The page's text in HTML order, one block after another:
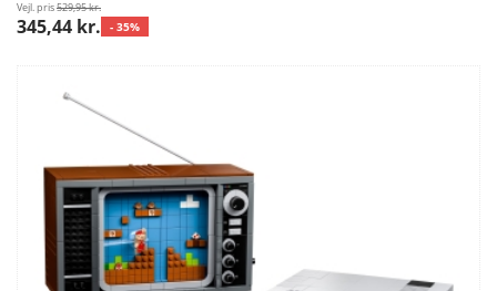
Vejl. pris529,95 kr.
345,44 kr. - 35%